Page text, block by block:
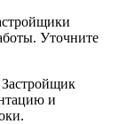
Уточните
Застройщик
и